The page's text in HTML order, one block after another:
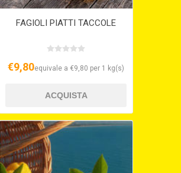
FAGIOLI PIATTI TACCOLE
€9,80equivale a €9,80 per 1 kg(s)